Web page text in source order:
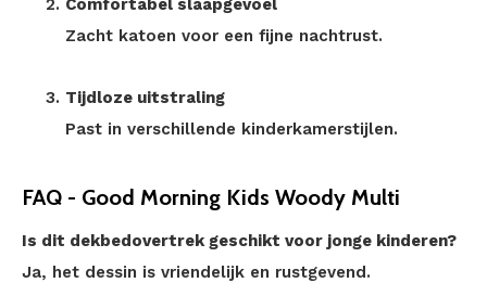
Comfortabel slaapgevoel
Zacht katoen voor een fijne nachtrust.
Tijdloze uitstraling
Past in verschillende kinderkamerstijlen.
FAQ - Good Morning Kids Woody Multi
Is dit dekbedovertrek geschikt voor jonge kinderen?
Ja, het dessin is vriendelijk en rustgevend.